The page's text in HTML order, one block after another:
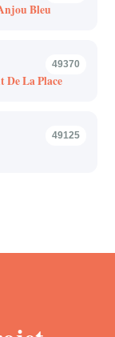
Bleu
49370
De La Place
49125